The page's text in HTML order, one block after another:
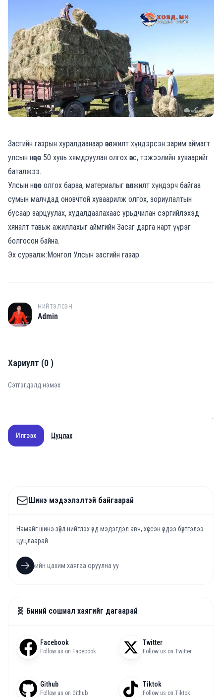
Засгийн газрын хуралдаанаар өвөлжилт хүндэрсэн зарим аймагт
улсын нөөцөөс 50 хувь хямдруулан олгох өвс, тэжээлийн хуваарийг
баталжээ.
Улсын нөөцөөс олгох бараа, материалыг өвөлжилт хүндэрч байгаа
сумын малчдад оновчтой хуваарилж олгох, зориулалтын
бусаар зарцуулах, худалдаалахаас урьдчилан сэргийлэхэд
хяналт тавьж ажиллахыг аймгийн Засаг дарга нарт үүрэг
болгосон байна.
Эх сурвалж:Монгол Улсын засгийн газар
A
НИЙТЭЛСЭН
Admin
Хариулт (0)
Илгээх Цуцлах
Шинэ мэдээлэлтэй байгаарай
Намайг шинэ зүйл нийтлэх үед мэдэгдэл авч, хүссэн үедээ бүртгэлээ
цуцлаарай.
🧬 Биний сошиал хаягийг дагаарай
Facebook
Follow us on Facebook
Twitter
Follow us on Twitter
Github
Follow us on Github
Tiktok
Follow us on Tiktok